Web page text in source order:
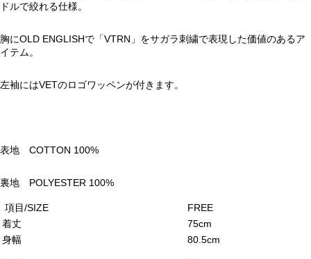
ドルで絞れる仕様。
胸にOLD ENGLISHで「VTRN 」をサガラ刺繍で表現した価値のあるア
イテム。
左袖にはVETのロゴワッペンが付きます。
表地 COTTON 100%
裏地 POLYESTER 100%
項目/SIZE
FREE
着丈
75cm
身幅
80.5cm